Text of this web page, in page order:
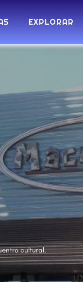
EXPLORAR
cultural.